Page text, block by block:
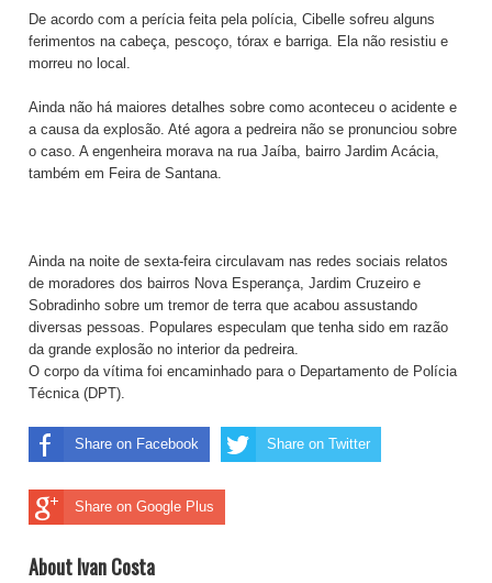
De acordo com a perícia feita pela polícia, Cibelle sofreu alguns
ferimentos na cabeça, pescoço, tórax e barriga. Ela não resistiu e
morreu no local.
Ainda não há maiores detalhes sobre como aconteceu o acidente e
a causa da explosão. Até agora a pedreira não se pronunciou sobre
o caso. A engenheira morava na rua Jaíba, bairro Jardim Acácia,
também em Feira de Santana.
Ainda na noite de sexta-feira circulavam nas redes sociais relatos
de moradores dos bairros Nova Esperança, Jardim Cruzeiro e
Sobradinho sobre um tremor de terra que acabou assustando
diversas pessoas. Populares especulam que tenha sido em razão
da grande explosão no interior da pedreira.
O corpo da vítima foi encaminhado para o Departamento de Polícia
Técnica (DPT).
Share on Facebook Share on Twitter
Share on Google Plus
About Ivan Costa